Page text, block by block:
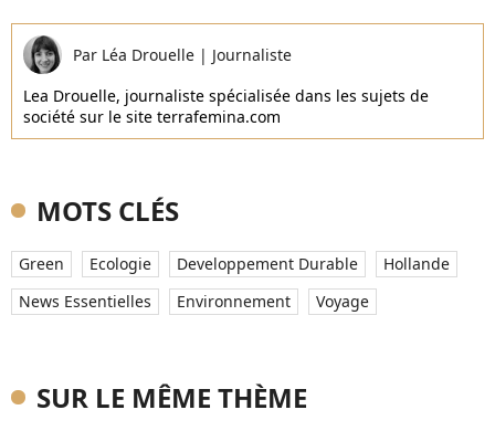
Par Léa Drouelle | Journaliste
Lea Drouelle, journaliste spécialisée dans les sujets de
société sur le site terrafemina.com
MOTS CLÉS
Green Ecologie Developpement Durable
Hollande
News Essentielles
Environnement Voyage
SUR LE MÊME THÈME